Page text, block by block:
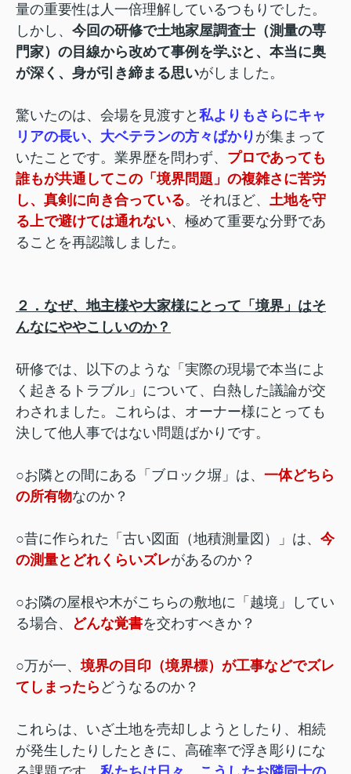
量の重要性は人一倍理解しているつもりでした。
しかし、 今回の研修で土地家屋調査士（測量の専
門家）の目線から改めて事例を学ぶと、本当に奥
が深く、身が引き締まる思いがしました。
驚いたのは、会場を見渡すと 私よりもさらにキャ
リアの長い、大ベテランの方々ばかり が集まって
いたことです。業界歴を問わず、 プロであっても
誰もが共通してこの「境界問題」の複雑さに苦労
し、真剣に向き合っている。それほど、 土地を守
る上で避けては通れない、極めて重要な分野であ
ることを再認識しました。
２．なぜ、地主様や大家様にとって「境界」はそ
んなにややこしいのか？
研修では、以下のような「実際の現場で本当によ
く起きるトラブル」について、白熱した議論が交
わされました。これらは、オーナー様にとっても
決して他人事ではない問題ばかりです。
○お隣との間にある「ブロック塀」は、 一体どちら
の所有物なのか？
○昔に作られた「古い図面（地積測量図）」は、 今
の測量とどれくらいズレがあるのか？
○お隣の屋根や木がこちらの敷地に「越境」してい
る場合、 どんな覚書を交わすべきか？
○万が一、境界の目印（境界標）が工事などでズレ
てしまったら どうなるのか？
これらは、いざ土地を売却しようとしたり、相続
が発生したりしたときに、高確率で浮き彫りにな